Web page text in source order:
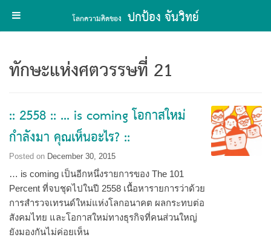
content
ทักษะแห่งศตวรรษที่ 21
:: 2558 :: … is coming โอกาสใหม่
กำลังมา คุณเห็นอะไร? ::
Posted on December 30, 2015
… is coming เป็นอีกหนึ่งรายการของ The 101
Percent ที่จบชุดไปในปี 2558 เนื้อหารายการว่าด้วย
การสำรวจเทรนด์ใหม่แห่งโลกอนาคต ผลกระทบต่อ
สังคมไทย และโอกาสใหม่ทางธุรกิจที่คนส่วนใหญ่
ยังมองกันไม่ค่อยเห็น
โลกความคิดของ ปกป้อง จันวิทย์